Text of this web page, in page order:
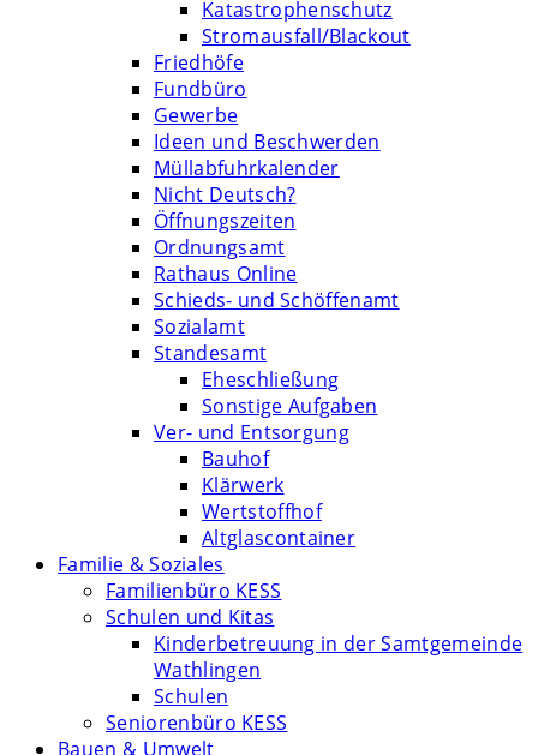
Katastrophenschutz
Stromausfall/Blackout
Friedhöfe
Fundbüro
Gewerbe
Ideen und Beschwerden
Müllabfuhrkalender
Nicht Deutsch?
Öffnungszeiten
Ordnungsamt
Rathaus Online
Schieds- und Schöffenamt
Sozialamt
Standesamt
Eheschließung
Sonstige Aufgaben
Ver- und Entsorgung
Bauhof
Klärwerk
Wertstoffhof
Altglascontainer
Familie & Soziales
Familienbüro KESS
Schulen und Kitas
Kinderbetreuung in der Samtgemeinde
Wathlingen
Schulen
Seniorenbüro KESS
Bauen & Umwelt